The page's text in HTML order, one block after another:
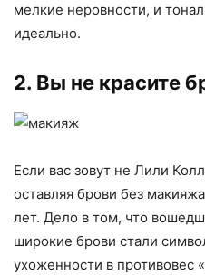
мелкие неровности, и
идеально.
2. Вы не красите
Если вас зовут не Лили
оставляя брови без
лет. Дело в том, что
широкие брови стали
ухоженности в противовес